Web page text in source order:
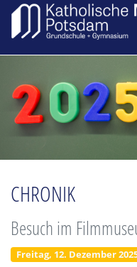
CHRONIK
Besuch im
Freitag, 12. Dezember